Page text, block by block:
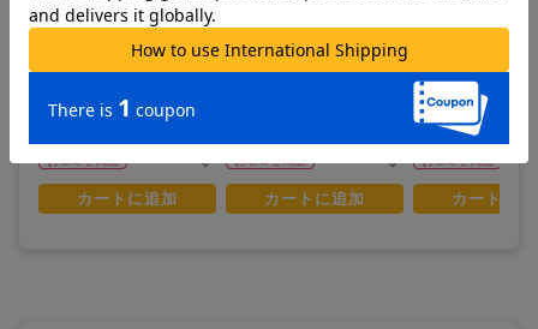
ホテルキーホルダー
(税抜)
¥1,650 (税込)
カートに追加
けいおん！_中野 梓 アクリル
ホテルキーホルダー
カートに追加
¥1,500 (税抜)
¥1,650 (税込)
カートに